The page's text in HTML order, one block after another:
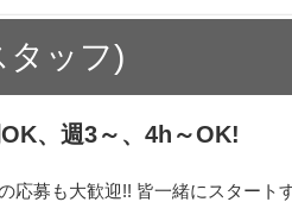
タッフ)
、週3～、4h～OK!
募も大歓迎!! 皆一緒にスタート